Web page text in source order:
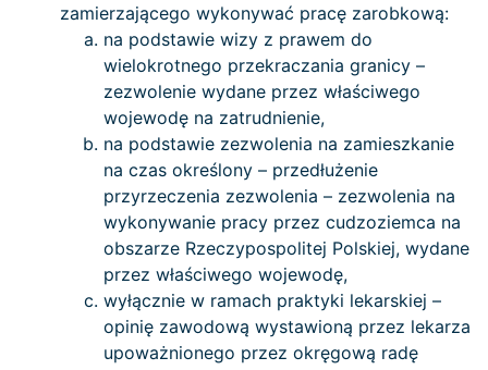
zamierzającego wykonywać pracę zarobkową:
na podstawie wizy z prawem do
wielokrotnego przekraczania granicy –
zezwolenie wydane przez właściwego
wojewodę na zatrudnienie,
na podstawie zezwolenia na zamieszkanie
na czas określony – przedłużenie
przyrzeczenia zezwolenia – zezwolenia na
wykonywanie pracy przez cudzoziemca na
obszarze Rzeczypospolitej Polskiej, wydane
przez właściwego wojewodę,
wyłącznie w ramach praktyki lekarskiej –
opinię zawodową wystawioną przez lekarza
upoważnionego przez okręgową radę